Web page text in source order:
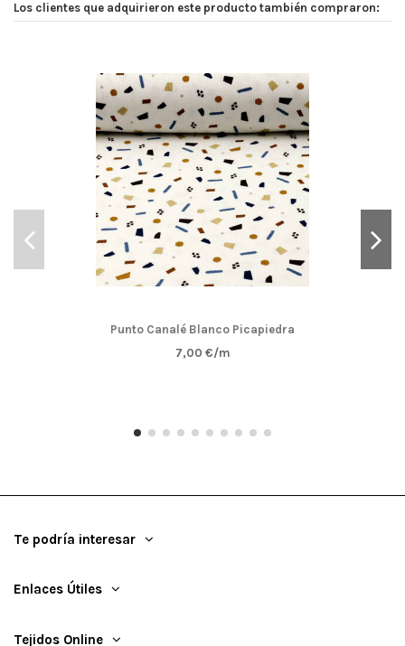
Los clientes que adquirieron este producto también compraron:
Punto Canalé Blanco Picapiedra
7,00 €/m
Te podría interesar
Enlaces Útiles
Tejidos Online